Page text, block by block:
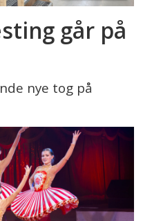
går på
nye tog på